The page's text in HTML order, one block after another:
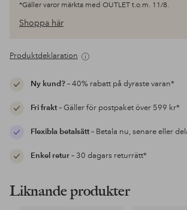
*Gäller varor märkta med OUTLET t.o.m. 11/8.
Shoppa här
Produktdeklaration
Ny kund?– 40% rabatt på dyraste varan*
Fri frakt– Gäller för postpaket över 599 kr*
Flexibla betalsätt– Betala nu, senare eller
Enkel retur– 30 dagars returrätt*
Liknande produkter